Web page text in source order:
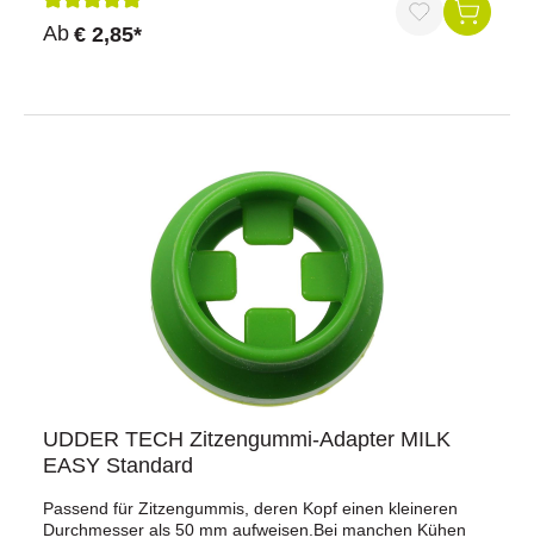
Durchschnittliche Bewertung von 5 von 5 Sternen
Ab € 2,85*
UDDER TECH Zitzengummi-Adapter MILK
EASY Standard
Passend für Zitzengummis, deren Kopf einen kleineren
Durchmesser als 50 mm aufweisen.Bei manchen Kühen